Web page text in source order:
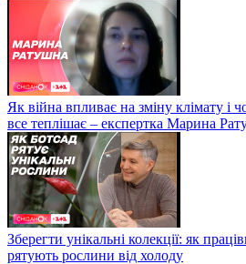
Як війна впливає на зміну клімату і
все теплішає – експертка Марина
Зберегти унікальні колекції: як
рятують рослини від холоду